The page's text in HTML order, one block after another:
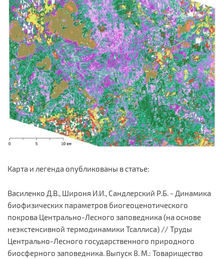
Карта и легенда опубликованы в статье:
Василенко Д.В., Широня И.И., Сандлерский Р.Б. - Динамика
биофизических параметров биогеоценотического
покрова Центрально-Лесного заповедника (на основе
неэкстенсивной термодинамики Тсаллиса) // Труды
Центрально-Лесного государственного природного
биосферного заповедника. Выпуск 8. М.: Товарищество